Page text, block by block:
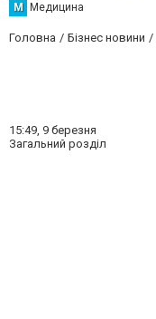
М Медицина
Головна Бізнес новини
15:49, 9 березня
Загальний розділ